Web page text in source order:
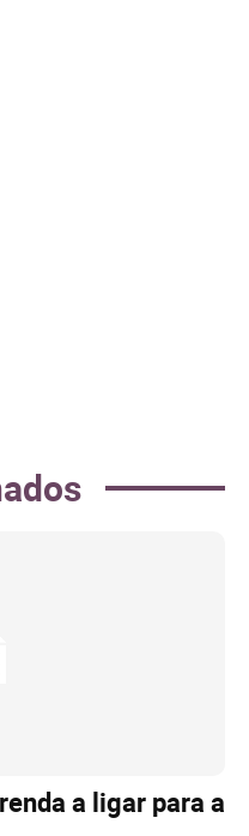
a ligar para a